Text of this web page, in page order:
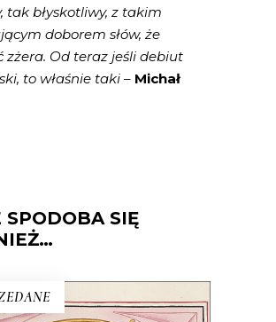
tak błyskotliwy, z takim
doborem słów, że
zżera. Od teraz jeśli debiut
to właśnie taki – Michał
SPODOBA SIĘ